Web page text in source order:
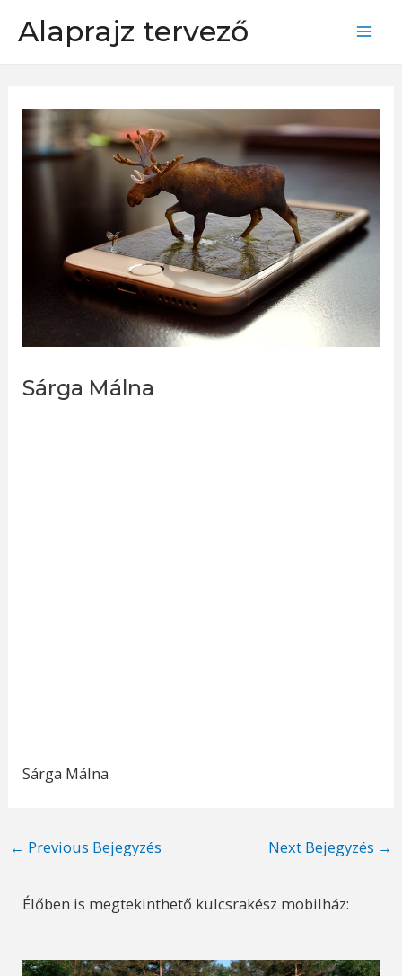
Alaprajz tervező
Sárga Málna
Sárga Málna
Post
← Previous Bejegyzés Next Bejegyzés →
Élőben is megtekinthető kulcsrakész mobilház: